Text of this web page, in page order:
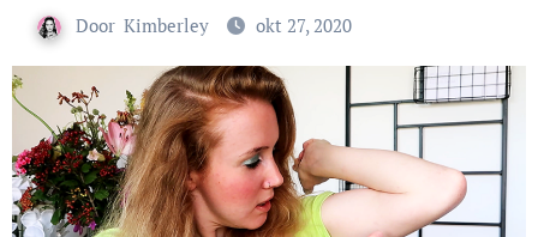
Door Kimberley okt 27, 2020